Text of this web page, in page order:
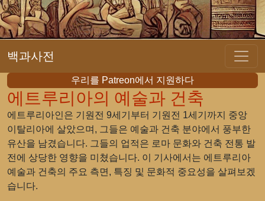
백과사전
우리를 Patreon에서 지원하다
에트루리아의 예술과 건축
에트루리아인은 기원전 9세기부터 기원전 1세기까지 중앙
이탈리아에 살았으며, 그들은 예술과 건축 분야에서 풍부한
유산을 남겼습니다. 그들의 업적은 로마 문화와 건축 전통 발
전에 상당한 영향을 미쳤습니다. 이 기사에서는 에트루리아
예술과 건축의 주요 측면, 특징 및 문화적 중요성을 살펴보겠
습니다.